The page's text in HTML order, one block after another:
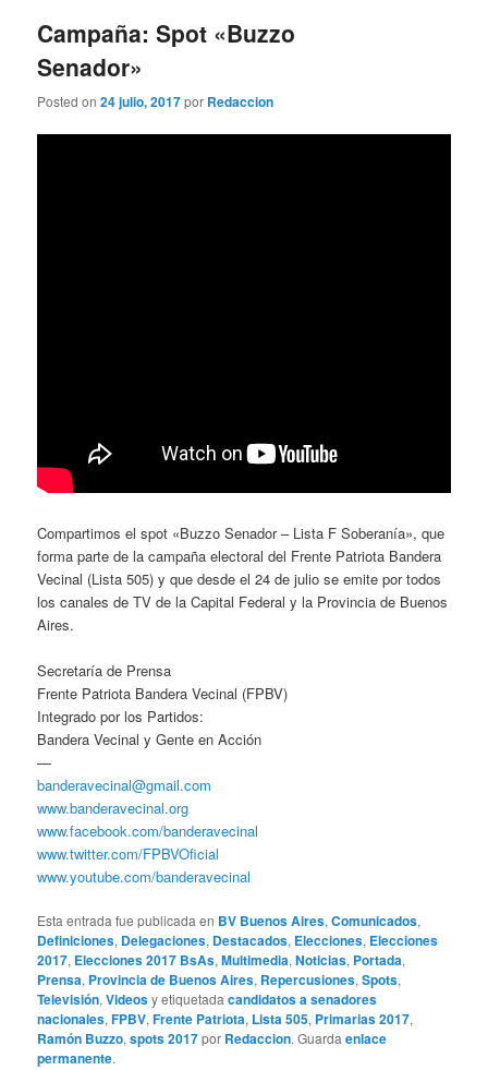
Campaña: Spot «Buzzo
Senador»
Posted on24 julio, 2017por Redaccion
Compartimos el spot «Buzzo Senador – Lista F Soberanía», que
forma parte de la campaña electoral del Frente Patriota Bandera
Vecinal (Lista 505) y que desde el 24 de julio se emite por todos
los canales de TV de la Capital Federal y la Provincia de Buenos
Aires.
Secretaría de Prensa
Frente Patriota Bandera Vecinal (FPBV)
Integrado por los Partidos:
Bandera Vecinal y Gente en Acción
—
banderavecinal@gmail.com
www.banderavecinal.org
www.facebook.com/banderavecinal
www.twitter.com/FPBVOficial
www.youtube.com/banderavecinal
Esta entrada fue publicada en BV Buenos Aires,Comunicados,
Definiciones, Delegaciones, Destacados, Elecciones, Elecciones
2017, Elecciones 2017 BsAs,Multimedia,Noticias, Portada,
Prensa, Provincia de Buenos Aires, Repercusiones,Spots,
Televisión,Videosy etiquetadacandidatos a senadores
nacionales,FPBV,Frente Patriota, Lista 505, Primarias 2017,
Ramón Buzzo,spots 2017por Redaccion. Guardaenlace
permanente.